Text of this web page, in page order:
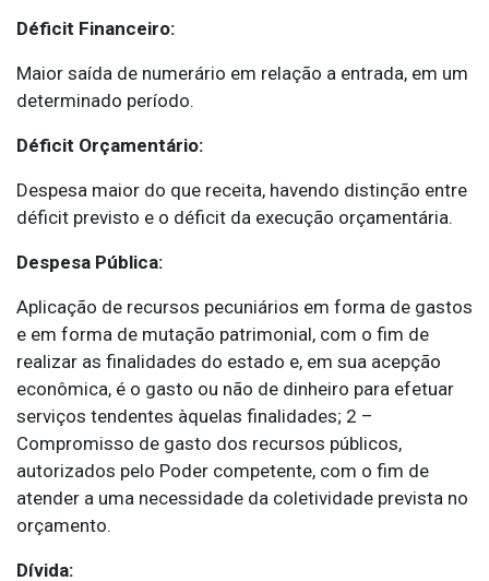
Déficit Financeiro:
Maior saída de numerário em relação a entrada, em um
determinado período.
Déficit Orçamentário:
Despesa maior do que receita, havendo distinção entre
déficit previsto e o déficit da execução orçamentária.
Despesa Pública:
Aplicação de recursos pecuniários em forma de gastos
e em forma de mutação patrimonial, com o fim de
realizar as finalidades do estado e, em sua acepção
econômica, é o gasto ou não de dinheiro para efetuar
serviços tendentes àquelas finalidades; 2 –
Compromisso de gasto dos recursos públicos,
autorizados pelo Poder competente, com o fim de
atender a uma necessidade da coletividade prevista no
orçamento.
Dívida: